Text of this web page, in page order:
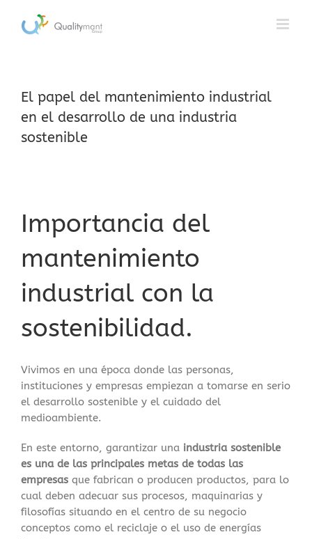
contenido
El papel del mantenimiento industrial
en el desarrollo de una industria
sostenible
Importancia del
mantenimiento
industrial con la
sostenibilidad.
Vivimos en una época donde las personas,
instituciones y empresas empiezan a tomarse en serio
el desarrollo sostenible y el cuidado del
medioambiente.
En este entorno, garantizar una industria sostenible
es una de las principales metas de todas las
empresas que fabrican o producen productos, para lo
cual deben adecuar sus procesos, maquinarias y
filosofías situando en el centro de su negocio
conceptos como el reciclaje o el uso de energías